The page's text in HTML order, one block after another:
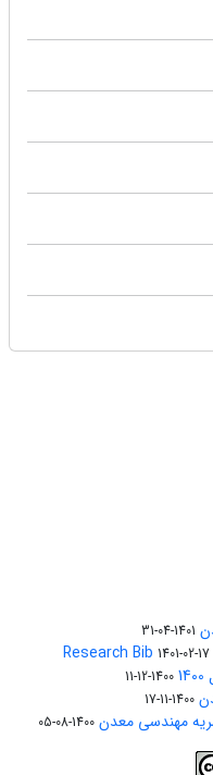
1401-04-31
1401-02-17
1400-12-11
1400-11-17
مهندسی معدن 1400-08-05